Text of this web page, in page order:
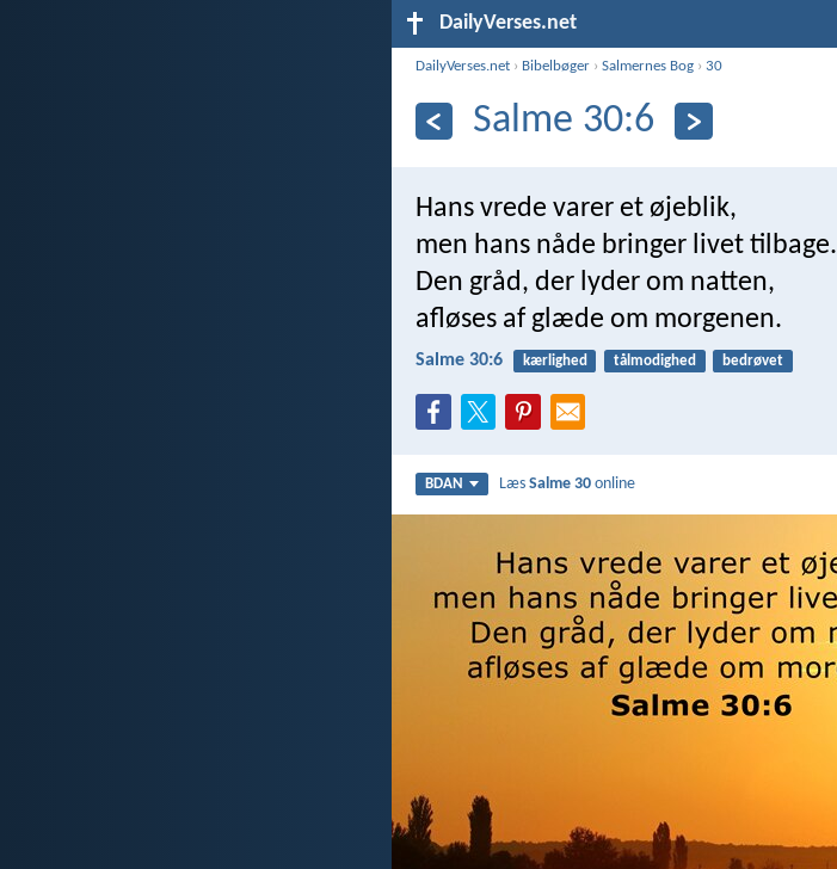
DailyVerses.net
DailyVerses.net › Bibelbøger ›Salmernes Bog ›30
Salme 30:6
Hans vrede varer et øjeblik,
men hans nåde bringer livet tilbage.
Den gråd, der lyder om natten,
afløses af glæde om morgenen.
Salme 30:6 kærlighed tålmodighed bedrøvet
BDAN LæsSalme 30 online